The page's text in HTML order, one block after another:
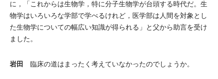
に，「これからは生物学，特に分子生物学が台頭する時代だ。生
物学はいろいろな学部で学べるけれど，医学部は人間を対象とし
た生物学についての幅広い知識が得られる」と父から助言を受け
ました。
岩田 臨床の道はまったく考えていなかったのでしょうか。